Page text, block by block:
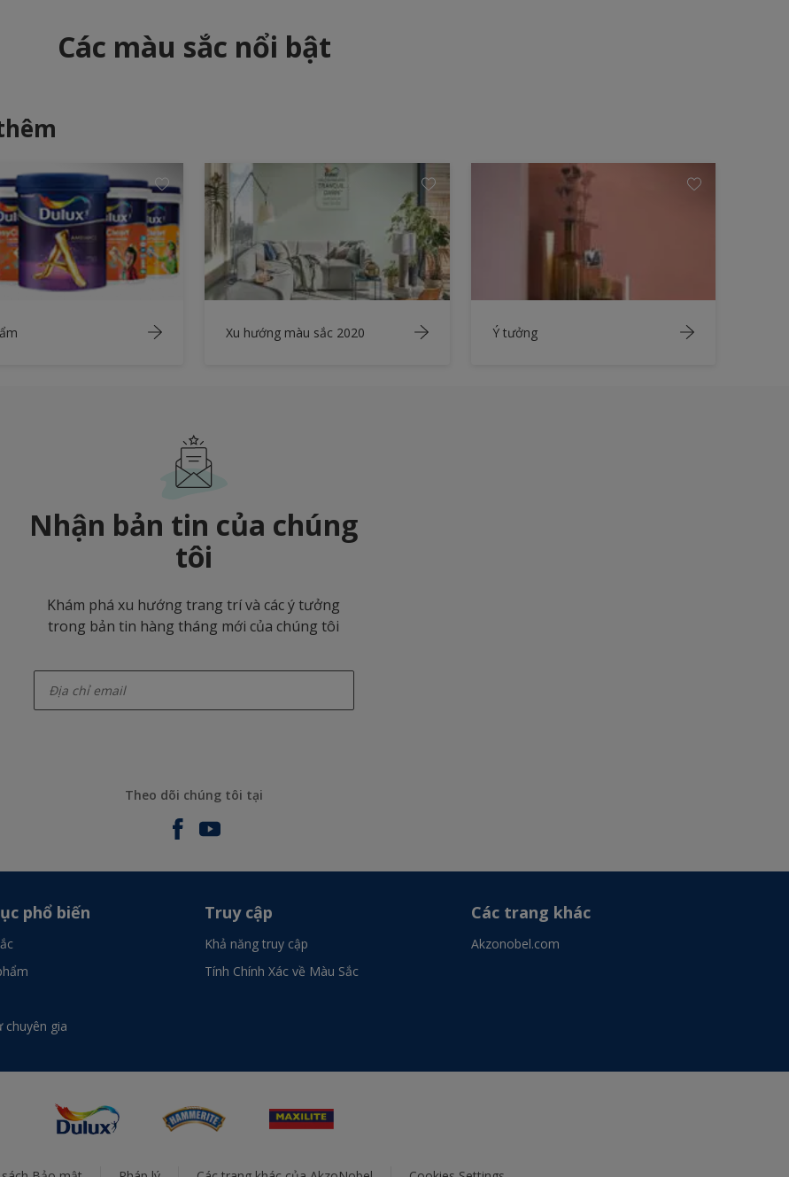
Các màu sắc nổi bật
Xu hướng màu sắc 2020 Ý tưởng
Nhận bản tin của chúng
tôi
Khám phá xu hướng trang trí và các ý tưởng
trong bản tin hàng tháng mới của chúng tôi
Theo dõi chúng tôi tại
phổ biến
chuyên gia
Truy cập
Khả năng truy cập
Tính Chính Xác về Màu Sắc
Các trang khác
Akzonobel.com